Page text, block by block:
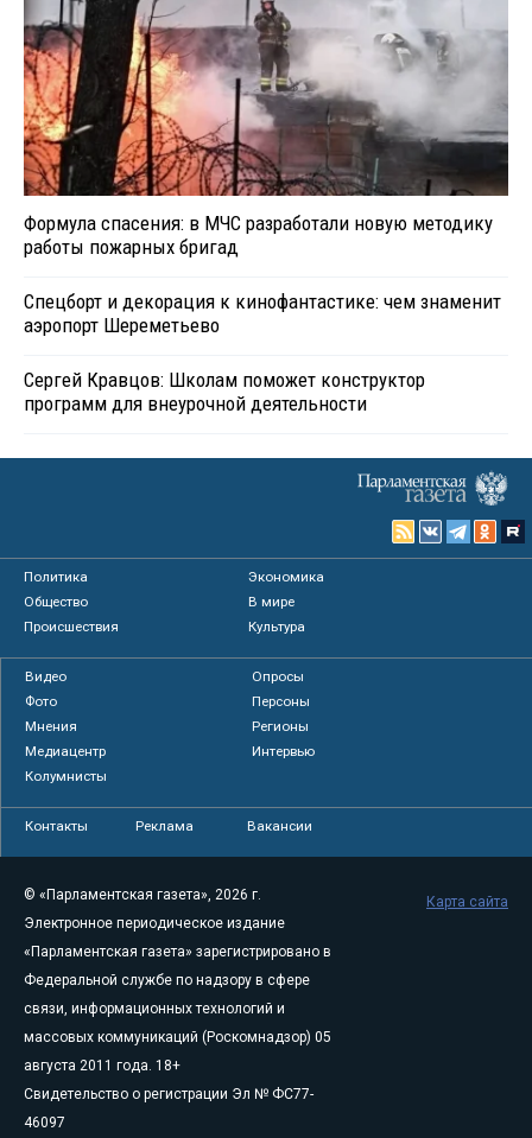
Формула спасения: в МЧС разработали новую методику
работы пожарных бригад
Спецборт и декорация к кинофантастике: чем знаменит
аэропорт Шереметьево
Сергей Кравцов: Школам поможет конструктор
программ для внеурочной деятельности
Политика
Экономика
Общество
В мире
Происшествия
Культура
Видео
Опросы
Фото
Персоны
Мнения
Регионы
Медиацентр
Интервью
Колумнисты
Контакты Реклама Вакансии
© «Парламентская газета», 2026 г.
Электронное периодическое издание
«Парламентская газета» зарегистрировано в
Федеральной службе по надзору в сфере
связи, информационных технологий и
массовых коммуникаций (Роскомнадзор) 05
августа 2011 года. 18+
Свидетельство о регистрации Эл № ФС77-
46097
Карта сайта